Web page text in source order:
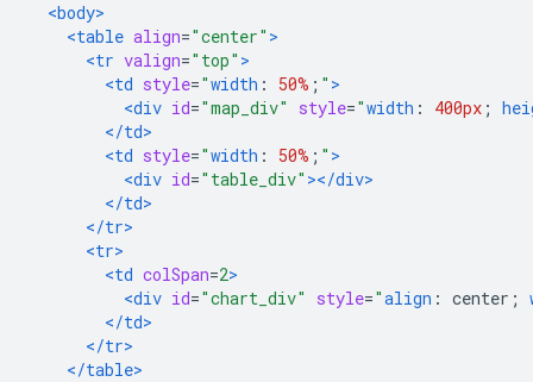
<body>
<table align="center" >
<tr valign="top" >
<td style="width : 50% ; " >
<div id="map_div" style="width : 400px ;
</td>
<td style="width : 50% ; " >
<div id="table_div" ></div>
</td>
</tr>
<tr>
<td colSpan=2>
<div id="chart_div" style="align : center ;
</td>
</tr>
</table>